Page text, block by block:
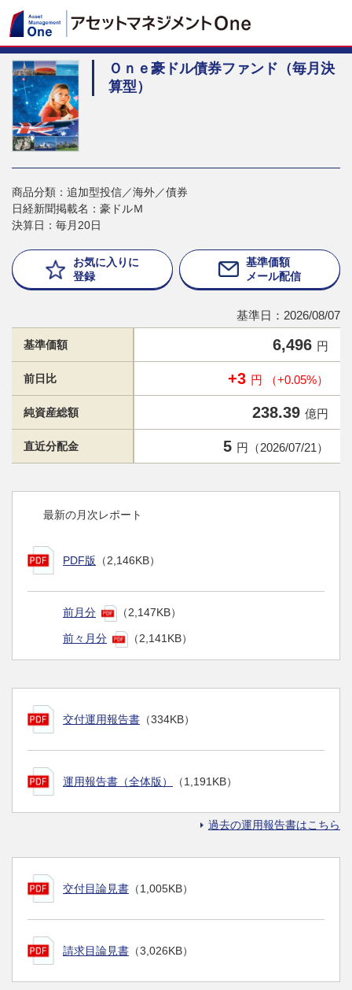
Ｏｎｅ豪ドル債券ファンド（毎月決
算型）
商品分類：追加型投信／海外／債券
日経新聞掲載名：豪ドルＭ
決算日：毎月20日
お気に入りに
登録
基準価額
メール配信
基準日：2026/08/07
基準価額 6,496 円
前日比 +3 円 （+0.05%）
純資産総額 238.39 億円
直近分配金 5 円（2026/07/21）
最新の月次レポート
PDF版 （2,146KB）
前月分 （2,147KB）
前々月分 （2,141KB）
交付運用報告書 （334KB）
運用報告書（全体版） （1,191KB）
過去の運用報告書はこちら
交付目論見書 （1,005KB）
請求目論見書 （3,026KB）